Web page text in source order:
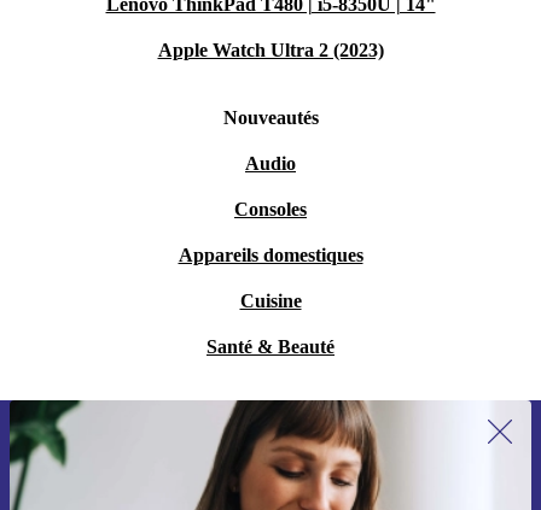
Lenovo ThinkPad T480 | i5-8350U | 14"
Apple Watch Ultra 2 (2023)
Nouveautés
Audio
Consoles
Appareils domestiques
Cuisine
Santé & Beauté
Recevoir offres et infos de refurbed
par mail